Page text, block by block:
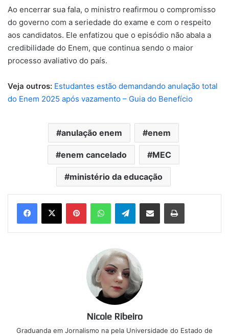
Ao encerrar sua fala, o ministro reafirmou o compromisso
do governo com a seriedade do exame e com o respeito
aos candidatos. Ele enfatizou que o episódio não abala a
credibilidade do Enem, que continua sendo o maior
processo avaliativo do país.
Veja outros: Estudantes estão demandando anulação total
do Enem 2025 após vazamento – Guia do Benefício
anulação enem enem
enem cancelado MEC
ministério da educação
PinterestWhatsAppTelegramCompartilhar via e-mail Imprimir
Nicole Ribeiro
Graduanda em Jornalismo na pela Universidade do Estado de